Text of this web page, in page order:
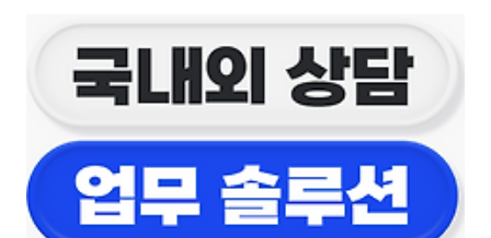
히 연세가 있으신분들은 전화상담을 선호하시기 때문에 전화로 DB를 자
동수집하여 활용할 수 있어요! 아톡비즈 IVR (ARS) 서비스 ✅ 대표번호로
고객이 전화를 걸면 음성안내 멘트로 관련 보험상품의 기본내용을 안내
합니다.✅ 문의가 필요한 보험상품 리스트 및 기본 확인사항을 안내 후
통화가 종료됩니다..